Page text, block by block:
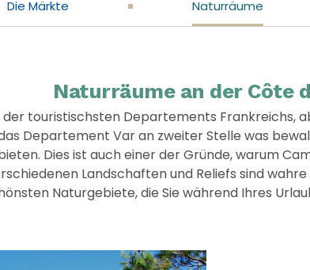
Die Märkte Naturräume
Naturräume an der Côte
der touristischsten Departements Frankreichs,
Departement Var an zweiter Stelle was
Dies ist auch einer der Gründe, warum
Landschaften und Reliefs sind
Naturgebiete, die Sie während Ihres